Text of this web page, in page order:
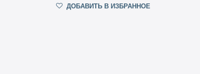
ДОБАВИТЬ В ИЗБРАННОЕ